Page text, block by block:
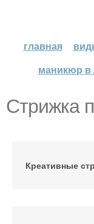
главная
маникюр в
Стрижка
Креативные